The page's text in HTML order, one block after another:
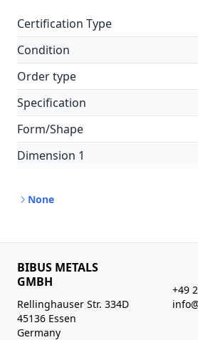
Certification Type
Condition
Order type
Specification
Form/Shape
Dimension 1
None
BIBUS METALS
GMBH
Rellinghauser Str. 334D
45136 Essen
Germany
+49